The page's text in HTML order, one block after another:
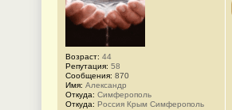
Возраст: 44
Репутация: 58
Сообщения: 870
Имя: Александр
Откуда: Симферополь
Откуда: Россия Крым Симферополь